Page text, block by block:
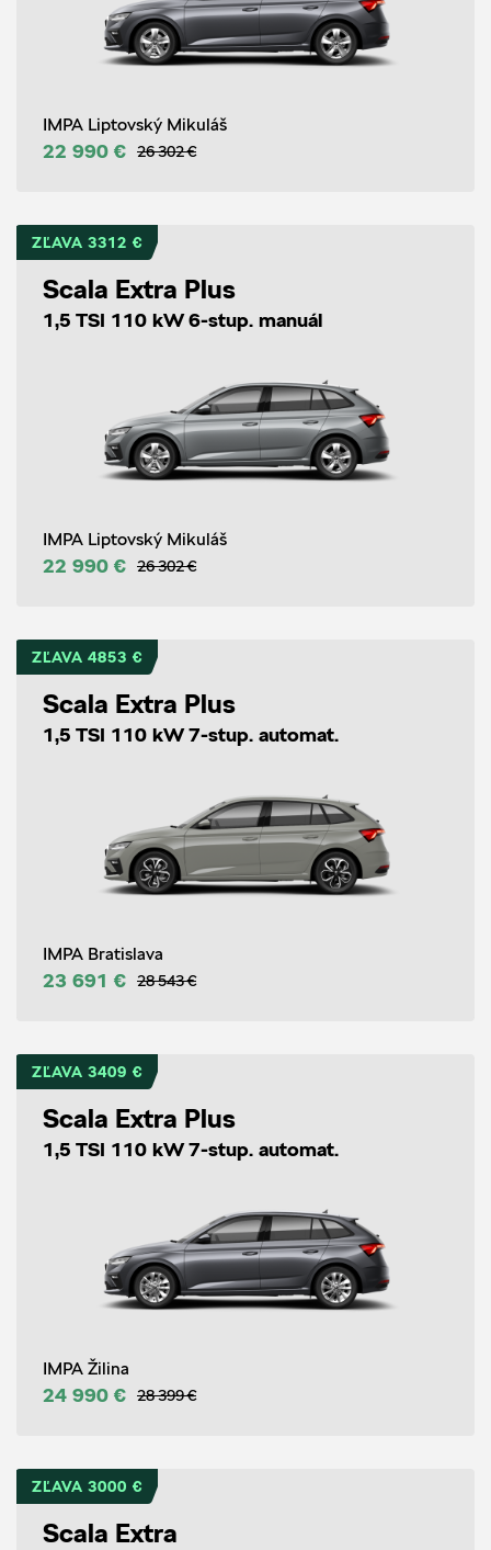
IMPA Liptovský Mikuláš
22 990 € 26 302 €
ZĽAVA 3312 €
Scala Extra Plus
1,5 TSI 110 kW 6-stup. manuál
IMPA Liptovský Mikuláš
22 990 € 26 302 €
ZĽAVA 4853 €
Scala Extra Plus
1,5 TSI 110 kW 7-stup. automat.
IMPA Bratislava
23 691 € 28 543 €
ZĽAVA 3409 €
Scala Extra Plus
1,5 TSI 110 kW 7-stup. automat.
IMPA Žilina
24 990 € 28 399 €
ZĽAVA 3000 €
Scala Extra